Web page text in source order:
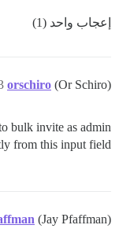
إعجاب واحد (1)
orschiro (Or Schiro)
bulk invite as admin
from this input field?
(Jay Pfaffman)